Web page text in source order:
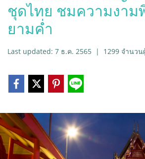
ชุดไทย ชมความงา
ยามค่ำ
Last updated: 7 ธ.ค. 2565 | 1299 จำนวน